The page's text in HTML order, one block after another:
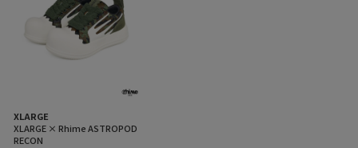
XLARGE
XLARGE × Rhime ASTROPOD
RECON